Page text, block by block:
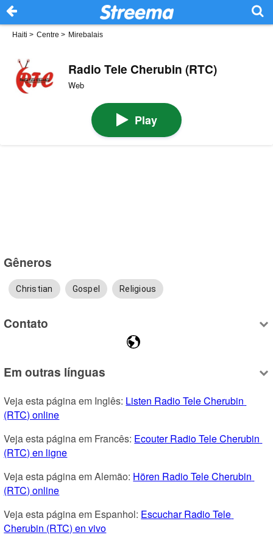
Haiti > Centre > Mirebalais
Radio Tele Cherubin (RTC)
Web
Play
Gêneros
Christian Gospel Religious
Contato
Em outras línguas
Veja esta página em Inglês: Listen Radio Tele Cherubin
(RTC) online
Veja esta página em Francês: Ecouter Radio Tele Cherubin
(RTC) en ligne
Veja esta página em Alemão: Hören Radio Tele Cherubin
(RTC) online
Veja esta página em Espanhol: Escuchar Radio Tele
Cherubin (RTC) en vivo